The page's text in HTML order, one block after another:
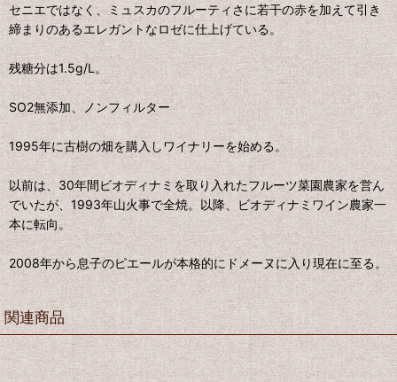
セニエではなく、ミュスカのフルーティさに若干の赤を加えて引き
締まりのあるエレガントなロゼに仕上げている。
残糖分は1.5g/L。
SO2無添加、ノンフィルター
1995年に古樹の畑を購入しワイナリーを始める。
以前は、30年間ビオディナミを取り入れたフルーツ菜園農家を営ん
でいたが、1993年山火事で全焼。以降、ビオディナミワイン農家一
本に転向。
2008年から息子のピエールが本格的にドメーヌに入り現在に至る。
関連商品